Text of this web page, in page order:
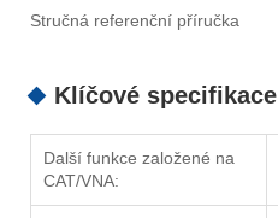
Stručná referenční příručka
Klíčové specifikace
Další funkce založené na
CAT/VNA: